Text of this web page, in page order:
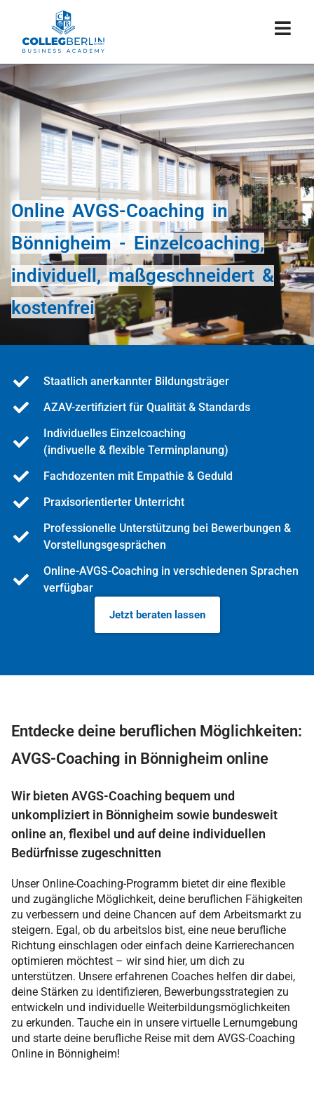
Online AVGS-Coaching in
Bönnigheim - Einzelcoaching,
individuell, maßgeschneidert &
kostenfrei
Staatlich anerkannter Bildungsträger
AZAV-zertifiziert für Qualität & Standards
Individuelles Einzelcoaching
(indivuelle & flexible Terminplanung)
Fachdozenten mit Empathie & Geduld
Praxisorientierter Unterricht
Professionelle Unterstützung bei Bewerbungen &
Vorstellungsgesprächen
Online-AVGS-Coaching in verschiedenen Sprachen
verfügbar
Jetzt beraten lassen
Entdecke deine beruflichen Möglichkeiten:
AVGS-Coaching in Bönnigheim online
Wir bieten AVGS-Coaching bequem und
unkompliziert in Bönnigheim sowie bundesweit
online an, flexibel und auf deine individuellen
Bedürfnisse zugeschnitten
Unser Online-Coaching-Programm bietet dir eine flexible
und zugängliche Möglichkeit, deine beruflichen Fähigkeiten
zu verbessern und deine Chancen auf dem Arbeitsmarkt zu
steigern. Egal, ob du arbeitslos bist, eine neue berufliche
Richtung einschlagen oder einfach deine Karrierechancen
optimieren möchtest – wir sind hier, um dich zu
unterstützen. Unsere erfahrenen Coaches helfen dir dabei,
deine Stärken zu identifizieren, Bewerbungsstrategien zu
entwickeln und individuelle Weiterbildungsmöglichkeiten
zu erkunden. Tauche ein in unsere virtuelle Lernumgebung
und starte deine berufliche Reise mit dem AVGS-Coaching
Online in Bönnigheim!